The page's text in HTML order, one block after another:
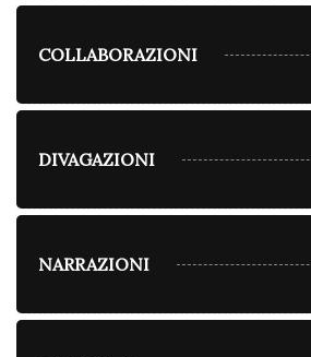
COLLABORAZIONI
DIVAGAZIONI
NARRAZIONI